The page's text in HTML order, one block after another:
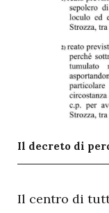
Il decreto di
Il centro di